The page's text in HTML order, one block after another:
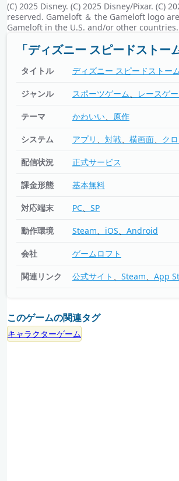
(C) 2025 Disney. (C) 2025 Disney/Pixar. (C)
reserved. Gameloft ＆ the Gameloft logo
Gameloft in the U.S. and/or other countries.
「ディズニー スピードストー
タイトル ディズニー スピードストー
ジャンル スポーツゲーム レースゲ
テーマ かわいい 原作
システム アプリ 対戦 横画面 ク
配信状況 正式サービス
課金形態 基本無料
対応端末 PC SP
動作環境 Steam iOS Android
会社 ゲームロフト
関連リンク 公式サイト Steam App
このゲームの関連タグ
キャラクターゲーム